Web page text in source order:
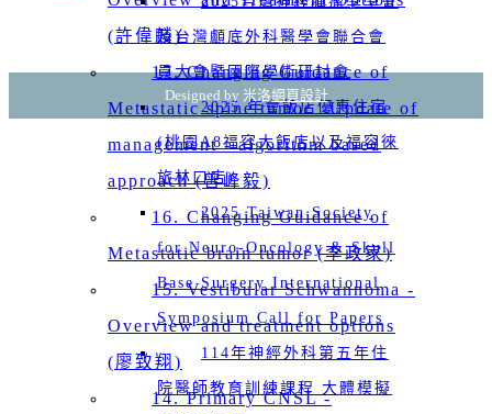
及台灣顱底外科醫學會聯合會
員大會暨國際學術研討會
2025 年會飯店優惠住宿
(桃園A8福容大飯店以及福容徠
旅林口店)
2025 Taiwan Society
for Neuro-Oncology & Skull
Base Surgery International
Symposium Call for Papers
114年神經外科第五年住
院醫師教育訓練課程 大體模擬
(許偉麟)
17. Changing Guidance of
Metastatic spine tumor _Update of
management - algorithm based
approach (曾峰毅)
16. Changing Guidance of
Metastatic brain tumor (李政家)
15. Vestibular Schwannoma -
Overview and treatment options
(廖致翔)
14. Primary CNSL -
Designed by 米洛網頁設計